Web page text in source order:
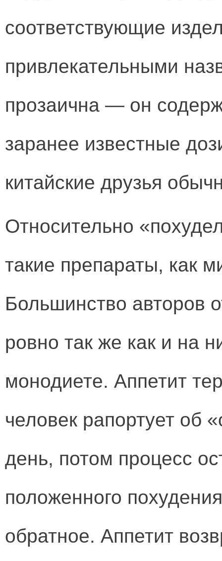
соответствующие
привлекательными
прозаична — он
заранее известные
китайские друзья
Относительно
такие препараты, как
Большинство авторов
ровно так же как и на
монодиете. Аппетит
человек рапортует об
день, потом процесс
положенного
обратное. Аппетит